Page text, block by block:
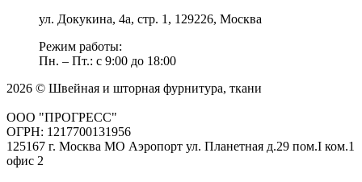
ул. Докукина, 4а, стр. 1, 129226, Москва
Режим работы:
Пн. – Пт.: с 9:00 до 18:00
2026 © Швейная и шторная фурнитура, ткани
ООО "ПРОГРЕСС"
ОГРН: 1217700131956
125167 г. Москва МО Аэропорт ул. Планетная д.29 пом.I ком.1
офис 2